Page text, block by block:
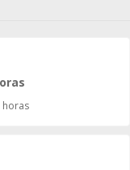
horas